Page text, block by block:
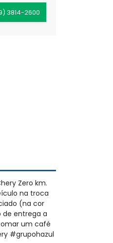
3814-2600
Zero km.
na troca
(na cor
de entrega a
um café
#grupohazul